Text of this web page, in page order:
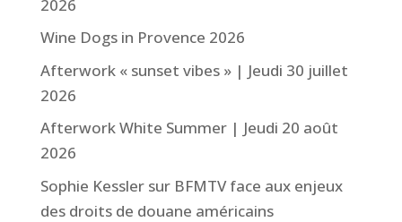
2026
Wine Dogs in Provence 2026
Afterwork « sunset vibes » | Jeudi 30 juillet
2026
Afterwork White Summer | Jeudi 20 août
2026
Sophie Kessler sur BFMTV face aux enjeux
des droits de douane américains